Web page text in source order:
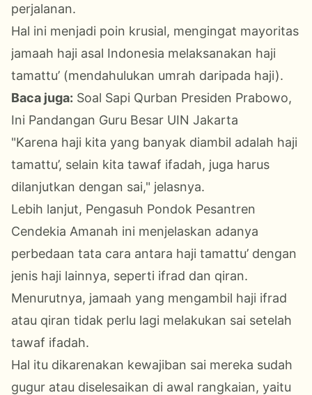
perjalanan.
Hal ini menjadi poin krusial, mengingat mayoritas
jamaah haji asal Indonesia melaksanakan haji
tamattu’ (mendahulukan umrah daripada haji).
Baca juga: Soal Sapi Qurban Presiden Prabowo,
Ini Pandangan Guru Besar UIN Jakarta
"Karena haji kita yang banyak diambil adalah haji
tamattu’, selain kita tawaf ifadah, juga harus
dilanjutkan dengan sai," jelasnya.
Lebih lanjut, Pengasuh Pondok Pesantren
Cendekia Amanah ini menjelaskan adanya
perbedaan tata cara antara haji tamattu’ dengan
jenis haji lainnya, seperti ifrad dan qiran.
Menurutnya, jamaah yang mengambil haji ifrad
atau qiran tidak perlu lagi melakukan sai setelah
tawaf ifadah.
Hal itu dikarenakan kewajiban sai mereka sudah
gugur atau diselesaikan di awal rangkaian, yaitu